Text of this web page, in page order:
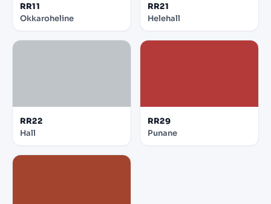
RR11
Okkaroheline
RR21
Helehall
RR22
Hall
RR29
Punane